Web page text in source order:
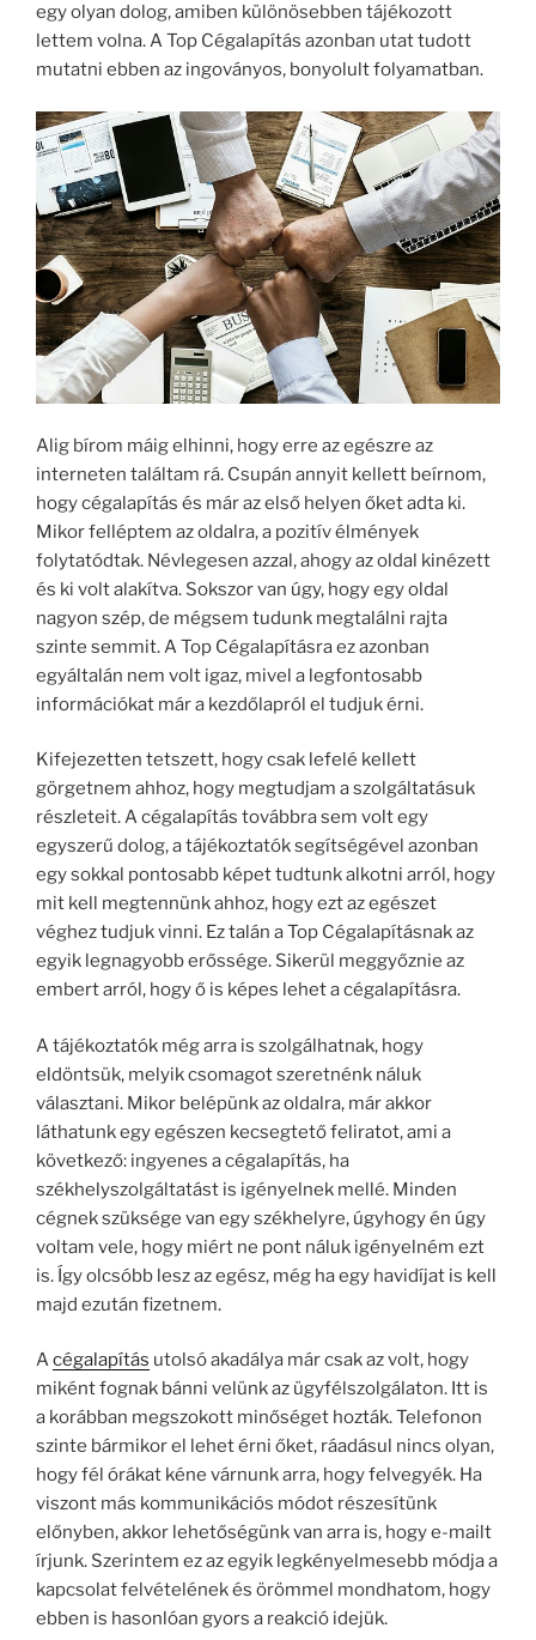
egy olyan dolog, amiben különösebben tájékozott
lettem volna. A Top Cégalapítás azonban utat tudott
mutatni ebben az ingoványos, bonyolult folyamatban.
Alig bírom máig elhinni, hogy erre az egészre az
interneten találtam rá. Csupán annyit kellett beírnom,
hogy cégalapítás és már az első helyen őket adta ki.
Mikor felléptem az oldalra, a pozitív élmények
folytatódtak. Névlegesen azzal, ahogy az oldal kinézett
és ki volt alakítva. Sokszor van úgy, hogy egy oldal
nagyon szép, de mégsem tudunk megtalálni rajta
szinte semmit. A Top Cégalapításra ez azonban
egyáltalán nem volt igaz, mivel a legfontosabb
információkat már a kezdőlapról el tudjuk érni.
Kifejezetten tetszett, hogy csak lefelé kellett
görgetnem ahhoz, hogy megtudjam a szolgáltatásuk
részleteit. A cégalapítás továbbra sem volt egy
egyszerű dolog, a tájékoztatók segítségével azonban
egy sokkal pontosabb képet tudtunk alkotni arról, hogy
mit kell megtennünk ahhoz, hogy ezt az egészet
véghez tudjuk vinni. Ez talán a Top Cégalapításnak az
egyik legnagyobb erőssége. Sikerül meggyőznie az
embert arról, hogy ő is képes lehet a cégalapításra.
A tájékoztatók még arra is szolgálhatnak, hogy
eldöntsük, melyik csomagot szeretnénk náluk
választani. Mikor belépünk az oldalra, már akkor
láthatunk egy egészen kecsegtető feliratot, ami a
következő: ingyenes a cégalapítás, ha
székhelyszolgáltatást is igényelnek mellé. Minden
cégnek szüksége van egy székhelyre, úgyhogy én úgy
voltam vele, hogy miért ne pont náluk igényelném ezt
is. Így olcsóbb lesz az egész, még ha egy havidíjat is kell
majd ezután fizetnem.
Acégalapítás utolsó akadálya már csak az volt, hogy
miként fognak bánni velünk az ügyfélszolgálaton. Itt is
a korábban megszokott minőséget hozták. Telefonon
szinte bármikor el lehet érni őket, ráadásul nincs olyan,
hogy fél órákat kéne várnunk arra, hogy felvegyék. Ha
viszont más kommunikációs módot részesítünk
előnyben, akkor lehetőségünk van arra is, hogy e-mailt
írjunk. Szerintem ez az egyik legkényelmesebb módja a
kapcsolat felvételének és örömmel mondhatom, hogy
ebben is hasonlóan gyors a reakció idejük.